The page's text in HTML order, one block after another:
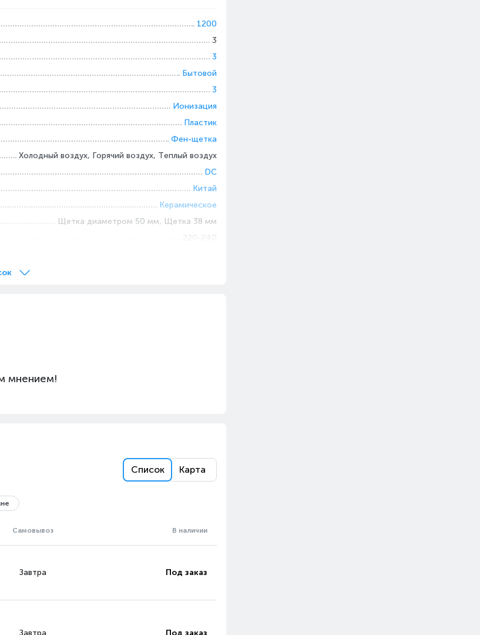
1200
3
3
Бытовой
3
Ионизация
Пластик
Фен-щетка
Холодный воздух, Горячий воздух, Теплый воздух
DC
Китай
Керамическое
Щетка диаметром 50 мм, Щетка 38 мм
220-240
мнением!
Список Карта
Самовывоз В наличии
Завтра Под заказ
Завтра Под заказ